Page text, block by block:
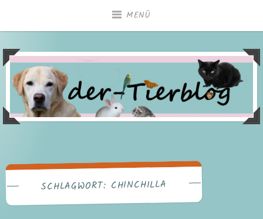
MENÜ
SCHLAGWORT: CHINCHILLA